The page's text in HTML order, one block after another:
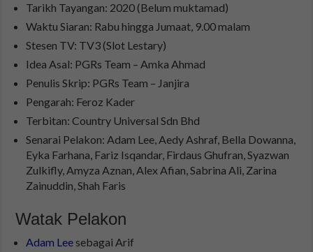
Tarikh Tayangan: 2020 (Belum muktamad)
Waktu Siaran: Rabu hingga Jumaat, 9.00 malam
Stesen TV: TV3 (Slot Lestary)
Idea Asal: PGRs Team – Amka Ahmad
Penulis Skrip: PGRs Team – Janjira
Pengarah: Feroz Kader
Terbitan: Country Universal Sdn Bhd
Senarai Pelakon: Adam Lee, Aedy Ashraf, Bella Dowanna,
Eyka Farhana, Fariz Isqandar, Firdaus Ghufran, Syazwan
Zulkifly, Amyza Aznan, Alex Afian, Sabrina Ali, Zarina
Zainuddin, Shah Faris
Watak Pelakon
Adam Lee sebagai Arif